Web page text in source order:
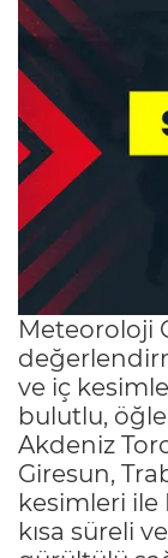
Meteoroloji
ve iç
bulutlu,
Akdeniz
Giresun,
kesimleri ile
kısa süreli